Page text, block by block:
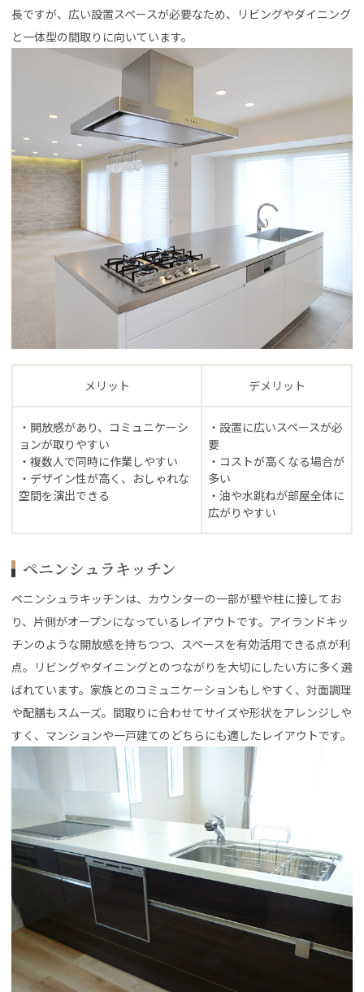
長ですが、広い設置スペースが必要なため、リビングやダイニング
と一体型の間取りに向いています。
メリット デメリット
・開放感があり、コミュニケーシ
ョンが取りやすい
・複数人で同時に作業しやすい
・デザイン性が高く、おしゃれな
空間を演出できる
・設置に広いスペースが必
要
・コストが高くなる場合が
多い
・油や水跳ねが部屋全体に
広がりやすい
ペニンシュラキッチン
ペニンシュラキッチンは、カウンターの一部が壁や柱に接してお
り、片側がオープンになっているレイアウトです。アイランドキッ
チンのような開放感を持ちつつ、スペースを有効活用できる点が利
点。リビングやダイニングとのつながりを大切にしたい方に多く選
ばれています。家族とのコミュニケーションもしやすく、対面調理
や配膳もスムーズ。間取りに合わせてサイズや形状をアレンジしや
すく、マンションや一戸建てのどちらにも適したレイアウトです。